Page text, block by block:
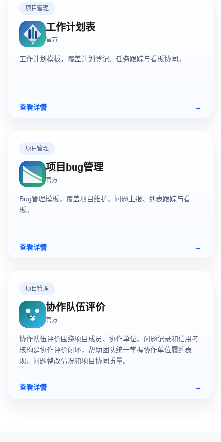
项目管理
工作计划表
官方
工作计划模板，覆盖计划登记、任务跟踪与看板协同。
查看详情 →
项目管理
项目bug管理
官方
Bug管理模板，覆盖项目维护、问题上报、列表跟踪与看
板。
查看详情 →
项目管理
协作队伍评价
官方
协作队伍评价围绕项目成员、协作单位、问题记录和信用考
核构建协作评价闭环，帮助团队统一掌握协作单位履约表
现、问题整改情况和项目协同质量。
查看详情 →